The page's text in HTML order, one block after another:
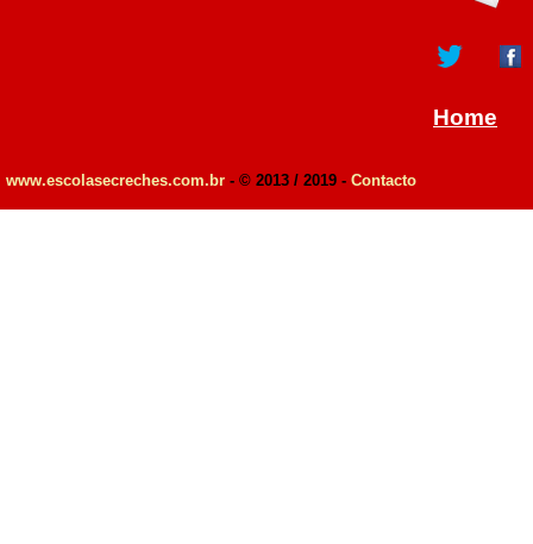
Home
www.escolasecreches.com.br - © 2013 / 2019 - Contacto